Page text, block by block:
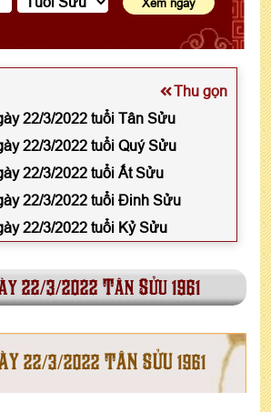
Thu gọn
22/3/2022 tuổi Tân Sửu
22/3/2022 tuổi Quý Sửu
22/3/2022 tuổi Ất Sửu
22/3/2022 tuổi Đinh Sửu
22/3/2022 tuổi Kỷ Sửu
22/3/2022 Tân Sửu 1961
22/3/2022 TÂN SỬU 1961